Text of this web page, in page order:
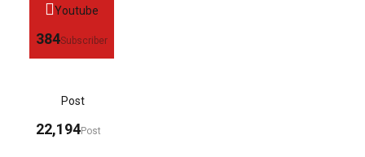
Youtube
384Subscriber
Post
22,194Post